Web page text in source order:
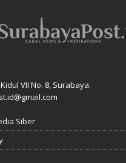
VII No. 8, Surabaya.
Siber